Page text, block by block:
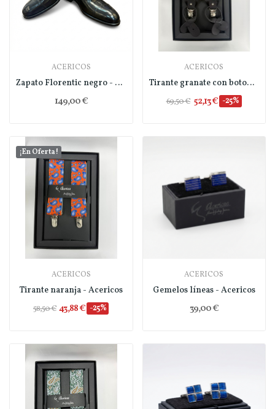
ACERICOS
Zapato Florentic negro - Acericos
149,00 €
ACERICOS
Tirante granate con botonera - Acericos
69,50 € 52,13 € -25%
¡En Oferta!
ACERICOS
Tirante naranja - Acericos
58,50 € 43,88 € -25%
ACERICOS
Gemelos líneas - Acericos
39,00 €